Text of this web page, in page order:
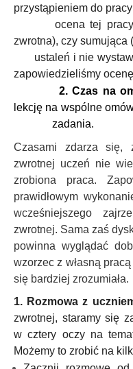
przystąpieniem do
ocena tej pracy
zwrotna), czy
ustaleń i nie
zapowiedzieliśmy
2. Czas na
lekcję na wspólne
zadania.
Czasami zdarza się,
zwrotnej uczeń nie
zrobiona praca.
prawidłowym
wcześniejszego
zwrotnej. Sama zaś
powinna wyglądać
wzorzec z własną
się bardziej zrozumiała.
1. Rozmowa z
zwrotnej, staramy się
w cztery oczy na
Możemy to zrobić na